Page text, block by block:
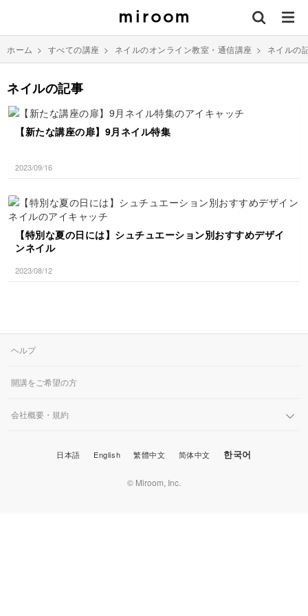
ホーム > すべての講座 > ネイルのオンライン教室・通信講座 > ネイルの
ネイルの記事
【新たな講座の扉】9月ネイル特集
2023/09/16
【特別な夏の日には】シュチュエーション別おすすめデザイ
ンネイル
2023/08/12
ヘルプ
開講をご希望の方
会社概要・規約
日本語 English 繁體中文 简体中文 한국어
© Miroom, Inc.